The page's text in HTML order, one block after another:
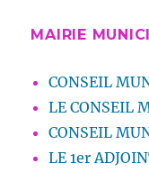
MAIRIE
CONSEIL
LE CONSEIL
CONSEIL
LE 1er